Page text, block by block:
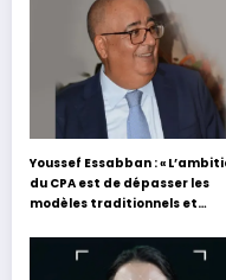
Youssef Essabban : «
du CPA est de dépasser les
modèles traditionnels et
s’appuyant sur le partage des
expériences »